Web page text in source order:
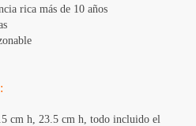
rica más de 10 años
cm h, 23.5 cm h, todo incluido el